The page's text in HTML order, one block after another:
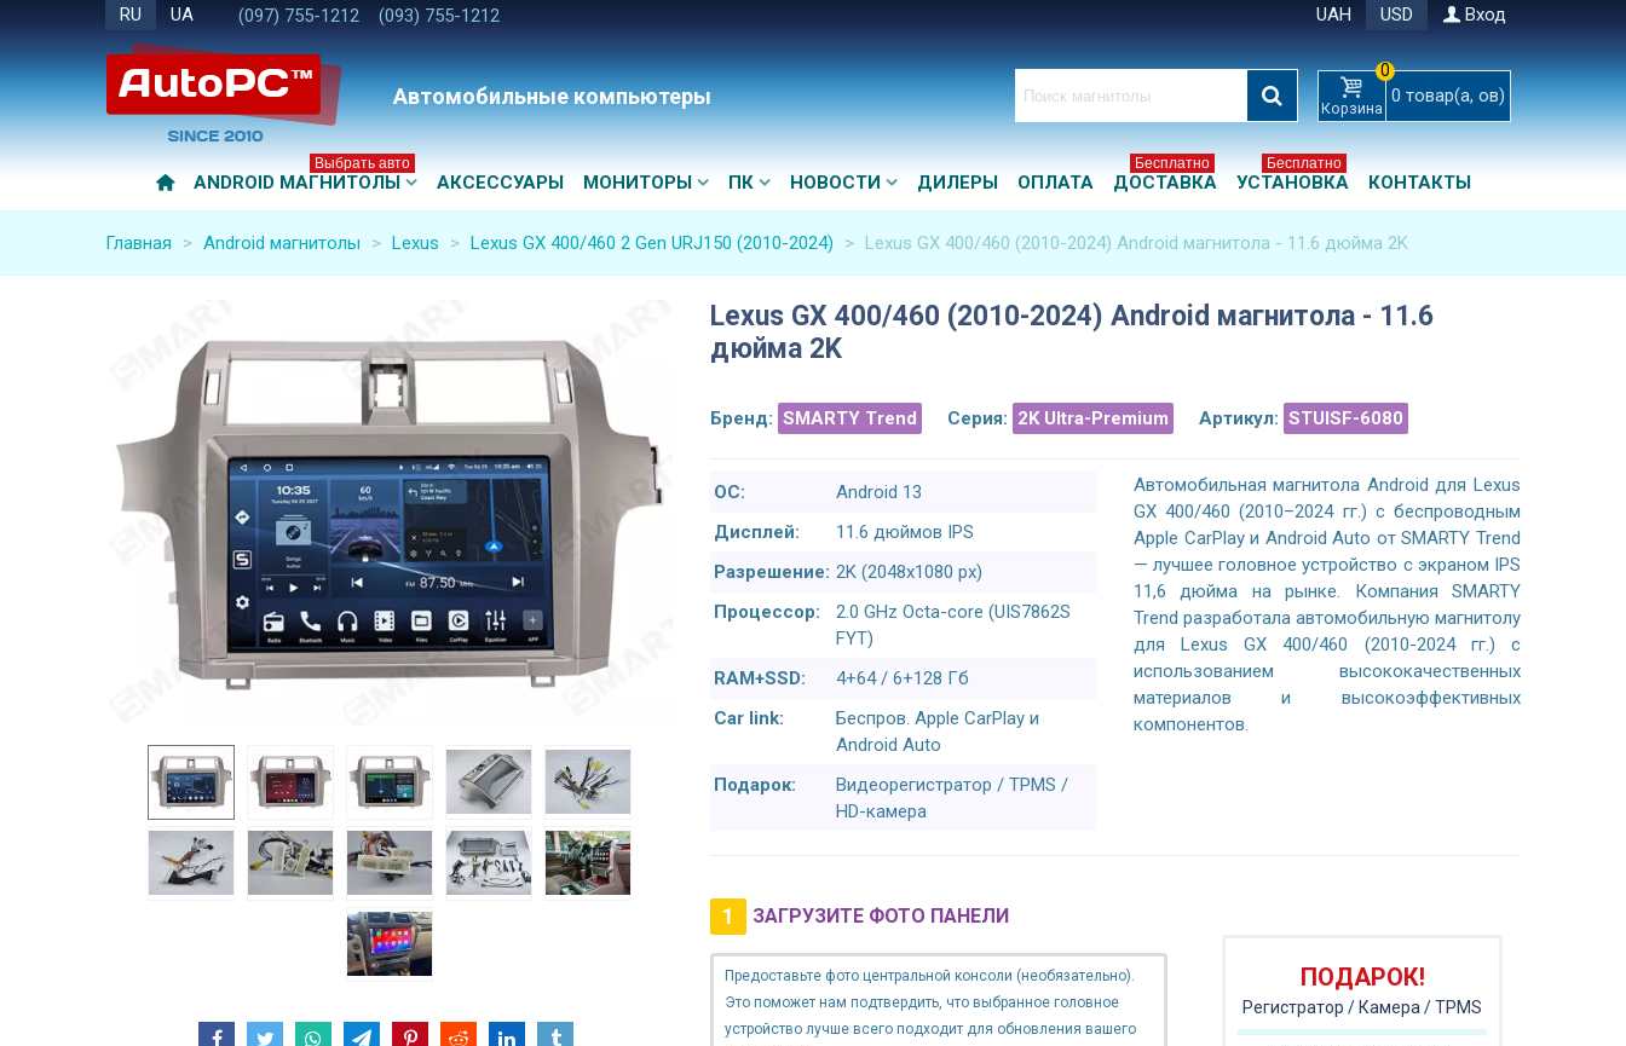
RU UA (097) 755-1212 (093) 755-1212 UAH USD Вход
Автомобильные компьютеры Корзина
0
0 товар(а, ов)
ANDROID МАГНИТОЛЫ
Выбрать авто
АКСЕССУАРЫ МОНИТОРЫ ПК НОВОСТИ ДИЛЕРЫ ОПЛАТА ДОСТАВКА
Бесплатно
УСТАНОВКА
Бесплатно
КОНТАКТЫ
Главная > Android магнитолы > Lexus > Lexus GX 400/460 2 Gen URJ150 (2010-2024) > Lexus GX 400/460 (2010-2024) Android магнитола - 11.6 дюйма 2K
Lexus GX 400/460 (2010-2024) Android магнитола - 11.6
дюйма 2K
Бренд: SMARTY Trend Серия: 2K Ultra-Premium Артикул: STUISF-6080
ОС:
Android 13
Дисплей:
11.6 дюймов IPS
Разрешение: 2K (2048x1080 px)
Процессор:
2.0 GHz Octa-core (UIS7862S
FYT)
RAM+SSD:
4+64 / 6+128 Гб
Car link:
Беспров. Apple CarPlay и
Android Auto
Подарок:
Видеорегистратор / TPMS /
HD-камера
Автомобильная магнитола Android для Lexus
GX 400/460 (2010–2024 гг.) с беспроводным
Apple CarPlay и Android Auto от SMARTY Trend
— лучшее головное устройство с экраном IPS
11,6 дюйма на рынке. Компания SMARTY
Trend разработала автомобильную магнитолу
для Lexus GX 400/460 (2010-2024 гг.) с
использованием высококачественных
материалов и высокоэффективных
компонентов.
1 ЗАГРУЗИТЕ ФОТО ПАНЕЛИ
Предоставьте фото центральной консоли (необязательно).
Это поможет нам подтвердить, что выбранное головное
устройство лучше всего подходит для обновления вашего
ПОДАРОК!
Регистратор / Камера / TPMS